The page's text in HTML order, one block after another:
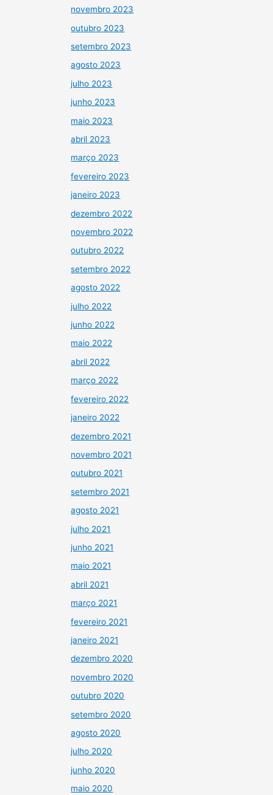
novembro 2023
outubro 2023
setembro 2023
agosto 2023
julho 2023
junho 2023
maio 2023
abril 2023
março 2023
fevereiro 2023
janeiro 2023
dezembro 2022
novembro 2022
outubro 2022
setembro 2022
agosto 2022
julho 2022
junho 2022
maio 2022
abril 2022
março 2022
fevereiro 2022
janeiro 2022
dezembro 2021
novembro 2021
outubro 2021
setembro 2021
agosto 2021
julho 2021
junho 2021
maio 2021
abril 2021
março 2021
fevereiro 2021
janeiro 2021
dezembro 2020
novembro 2020
outubro 2020
setembro 2020
agosto 2020
julho 2020
junho 2020
maio 2020